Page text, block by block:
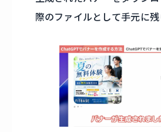
際のファイルとして手元に残